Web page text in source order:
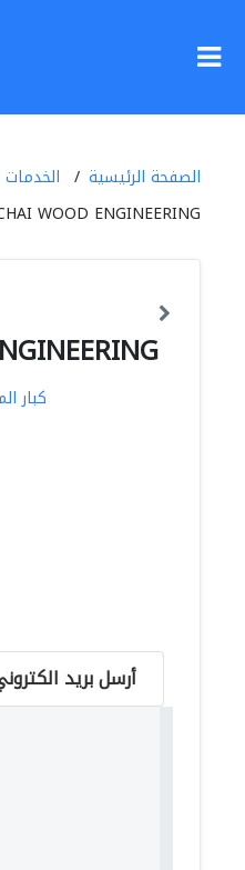
الصفحة الرئيسية الخدمات
WOOD ENGINEERING
كبار
أرسل بريد